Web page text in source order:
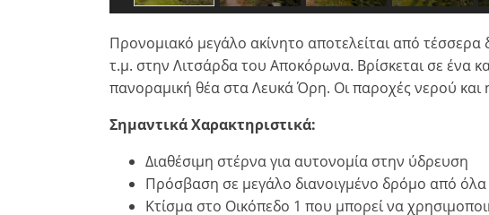
Προνομιακό μεγάλο ακίνητο αποτελείται από
τ.μ. στην Λιτσάρδα του Αποκόρωνα. Βρίσκεται σε ένα
πανοραμική θέα στα Λευκά Όρη. Οι παροχές νερού και
Σημαντικά Χαρακτηριστικά:
Διαθέσιμη στέρνα για αυτονομία στην ύδρευση
Πρόσβαση σε μεγάλο διανοιγμένο δρόμο από όλα
Κτίσμα στο Οικόπεδο 1 που μπορεί να